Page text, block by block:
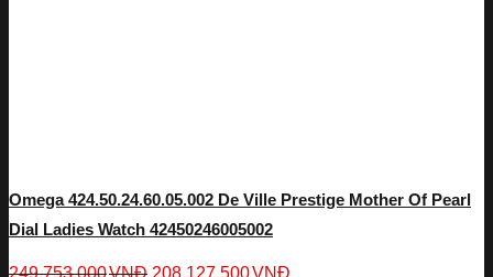
Omega 424.50.24.60.05.002 De Ville Prestige Mother Of Pearl
Dial Ladies Watch 42450246005002
249,753,000VNĐ 208,127,500VNĐ